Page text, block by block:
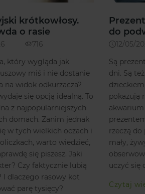
krótkowłosy.
o rasie
716
który wygląda jak
miś i nie dostanie
na widok odkurzacza?
się opcją idealną. To
z najpopularniejszych
domach. Zanim jednak
w tych wielkich oczach i
warto wiedzieć,
się piszesz. Jaki
Czy faktycznie lubią
I dlaczego rasowy kot
parę tysięcy?
do
12/05/
Są
dni. Są
pokazują
akwarium
rzeczą do
mały,
uczyć się
Czytaj